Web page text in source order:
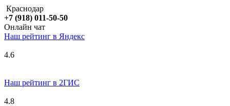
Краснодар
+7 (918) 011-50-50
Онлайн чат
Наш рейтинг в Яндекс
4.6
Наш рейтинг в 2ГИС
4.8